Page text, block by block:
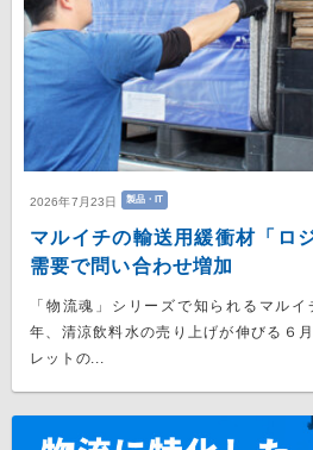
2026年7月23日 製品・IT
マルイチの輸送用緩衝材「
需要で問い合わせ増加
「物流魂」シリーズで知られるマル
年、清涼飲料水の売り上げが伸びる６
レットの...